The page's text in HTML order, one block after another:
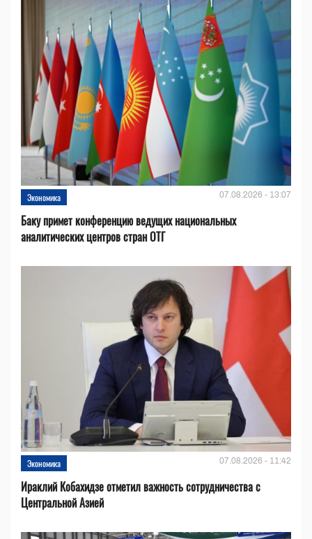
Экономика 07.08.2026 - 13:07
Баку примет конференцию ведущих национальных
аналитических центров стран ОТГ
Экономика 07.08.2026 - 11:42
Ираклий Кобахидзе отметил важность сотрудничества с
Центральной Азией